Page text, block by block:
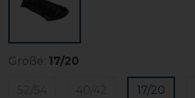
Größe: 17/20
17/20